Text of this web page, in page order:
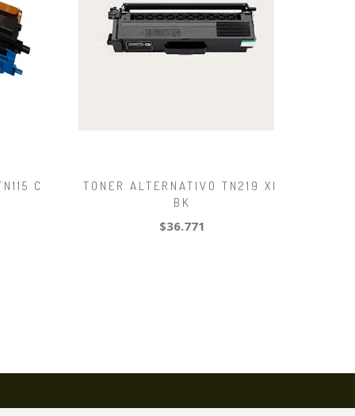
C
TONER ALTERNATIVO TN219 XL
BK
$36.771